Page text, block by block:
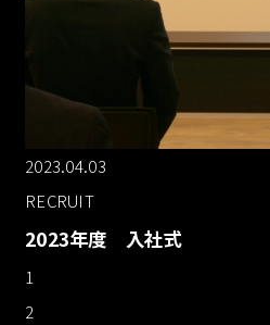
2023.04.03
RECRUIT
2023年度 入社式
1
2